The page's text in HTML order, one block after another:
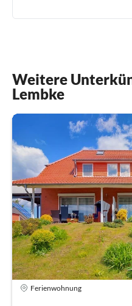
Weitere
Lembke
Ferienwohnung